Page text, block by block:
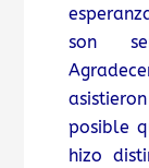
son
posible
hizo